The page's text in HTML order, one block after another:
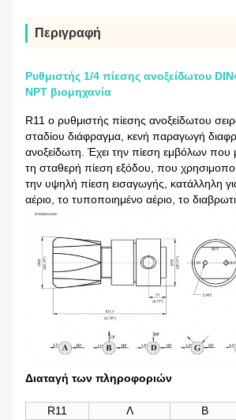
Περιγραφή
Ρυθμιστής 1/4 πίεσης ανοξείδωτου
NPT βιομηχανία
R11 ο ρυθμιστής πίεσης ανοξείδωτου
σταδίου διάφραγμα, κενή παραγωγή
ανοξείδωτη. Έχει την πίεση εμβόλων που
τη σταθερή πίεση εξόδου, που
την υψηλή πίεση εισαγωγής, κατάλληλη
αέριο, το τυποποιημένο αέριο, το
Διαταγή των πληροφοριών
R11 Λ Β